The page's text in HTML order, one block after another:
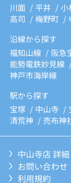
川面
平井 小
高司
梅野町
沿線から探す
福知山線
阪急
能勢電鉄妙見線
神戸市海岸線
駅から探す
宝塚
中山寺
清荒神
売布神
中山寺店 詳細
お問い合わせ
利用規約